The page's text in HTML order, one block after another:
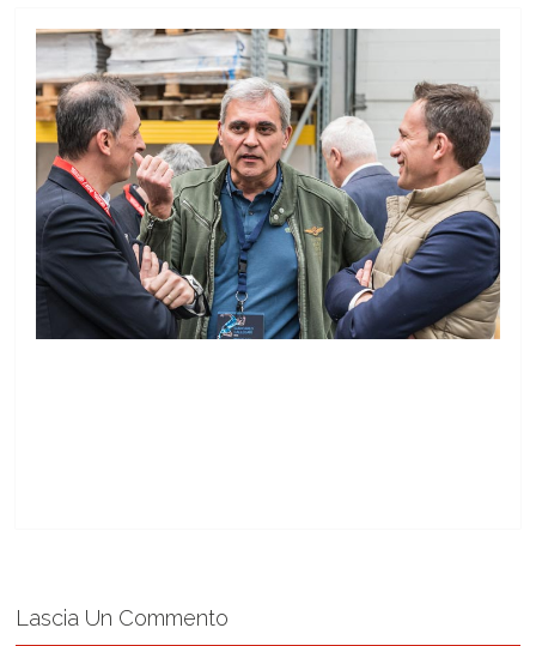
Lascia Un Commento